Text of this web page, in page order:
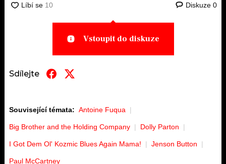
Diskuze 0
Vstoupit do diskuze
Sdílejte
Související témata: Antoine Fuqua
Big Brother and the Holding Company Dolly Parton
I Got Dem Ol' Kozmic Blues Again Mama! Jenson Button
Paul McCartney